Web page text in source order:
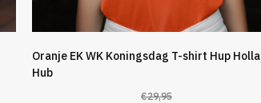
Oranje EK WK Koningsdag T-shirt Hup
Hub
€29,95